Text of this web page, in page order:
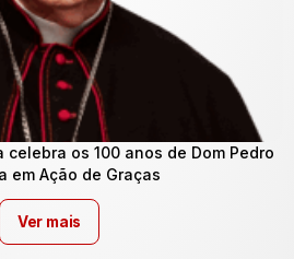
os 100 anos de Dom Pedro
em Ação de Graças
Ver mais